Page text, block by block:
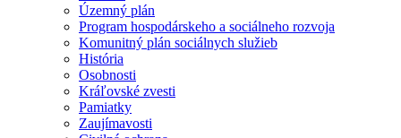
Územný plán
Program hospodárskeho a sociálneho rozvoja
Komunitný plán sociálnych služieb
História
Osobnosti
Kráľovské zvesti
Pamiatky
Zaujímavosti